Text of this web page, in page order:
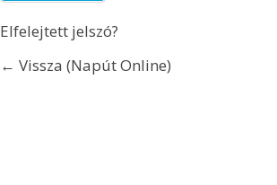
Elfelejtett jelszó?
← Vissza (Napút Online)